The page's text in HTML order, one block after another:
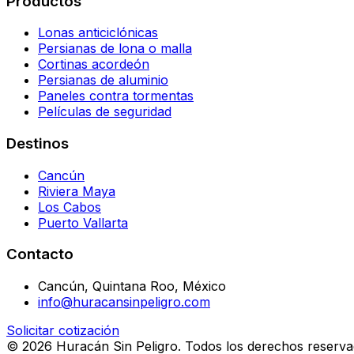
Lonas anticiclónicas
Persianas de lona o malla
Cortinas acordeón
Persianas de aluminio
Paneles contra tormentas
Películas de seguridad
Destinos
Cancún
Riviera Maya
Los Cabos
Puerto Vallarta
Contacto
Cancún, Quintana Roo, México
info@huracansinpeligro.com
Solicitar cotización
© 2026 Huracán Sin Peligro. Todos los derechos